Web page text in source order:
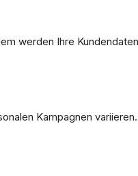
werden Ihre
Kampagnen